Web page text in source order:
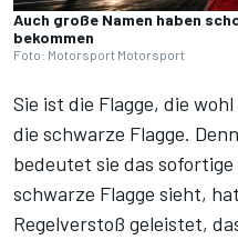
Auch große Namen haben
bekommen
Foto: Motorsport Motorsport
Sie ist die Flagge, die
die schwarze Flagge.
bedeutet sie das sofortige
schwarze Flagge sieht,
Regelverstoß geleistet,